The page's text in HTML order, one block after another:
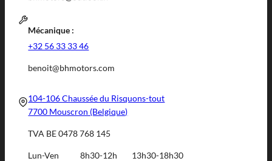
Mécanique :
+32 56 33 33 46
benoit@bhmotors.com
104-106 Chaussée du Risquons-tout
7700 Mouscron (Belgique)
TVA BE 0478 768 145
Lun-Ven 8h30-12h
13h30-18h30